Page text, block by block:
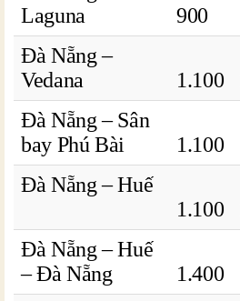
Laguna
900
Đà Nẵng –
Vedana
1.100
Đà Nẵng – Sân
bay Phú Bài
1.100
Đà Nẵng – Huế
1.100
Đà Nẵng – Huế
– Đà Nẵng
1.400